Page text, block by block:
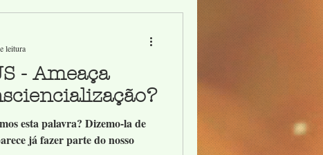
- Ameaça
esta palavra? Dizemo-la de
já fazer parte do nosso
leitura